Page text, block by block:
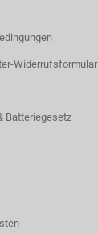
Widerrufsformular
Batteriegesetz